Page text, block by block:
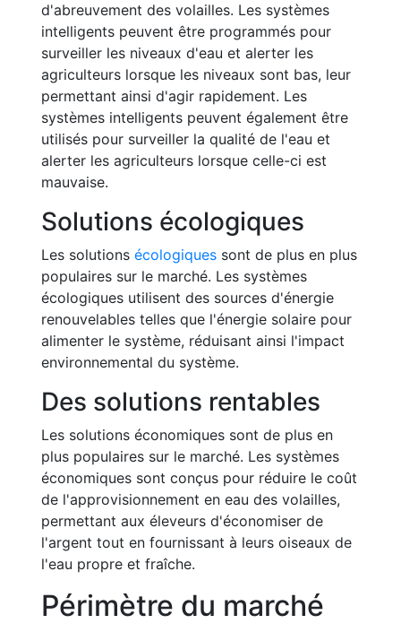
d'abreuvement des volailles. Les systèmes
intelligents peuvent être programmés pour
surveiller les niveaux d'eau et alerter les
agriculteurs lorsque les niveaux sont bas, leur
permettant ainsi d'agir rapidement. Les
systèmes intelligents peuvent également être
utilisés pour surveiller la qualité de l'eau et
alerter les agriculteurs lorsque celle-ci est
mauvaise.
Solutions écologiques
Les solutions écologiques sont de plus en plus
populaires sur le marché. Les systèmes
écologiques utilisent des sources d'énergie
renouvelables telles que l'énergie solaire pour
alimenter le système, réduisant ainsi l'impact
environnemental du système.
Des solutions rentables
Les solutions économiques sont de plus en
plus populaires sur le marché. Les systèmes
économiques sont conçus pour réduire le coût
de l'approvisionnement en eau des volailles,
permettant aux éleveurs d'économiser de
l'argent tout en fournissant à leurs oiseaux de
l'eau propre et fraîche.
Périmètre du marché